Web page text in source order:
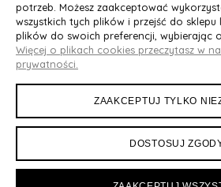
O NAS
Deluxury.pl
potrzeb. Możesz zaakceptować
wszystkich tych plików i przejść do
plików do swoich preferencji, wybierając
Więcej o plikach cookies przeczytasz w
prywatności.
ZAAKCEPTUJ TYLKO
DOSTOSUJ